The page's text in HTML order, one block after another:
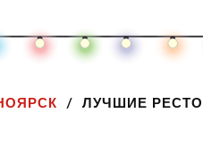
ЛУЧШИЕ